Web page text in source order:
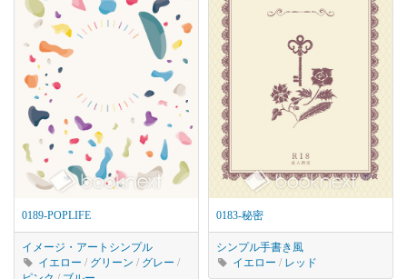
0189-POPLIFE
イメージ・アート シンプル
イエロー / グリーン / グレー /
0183-秘密
シンプル手書き風
イエロー / レッド